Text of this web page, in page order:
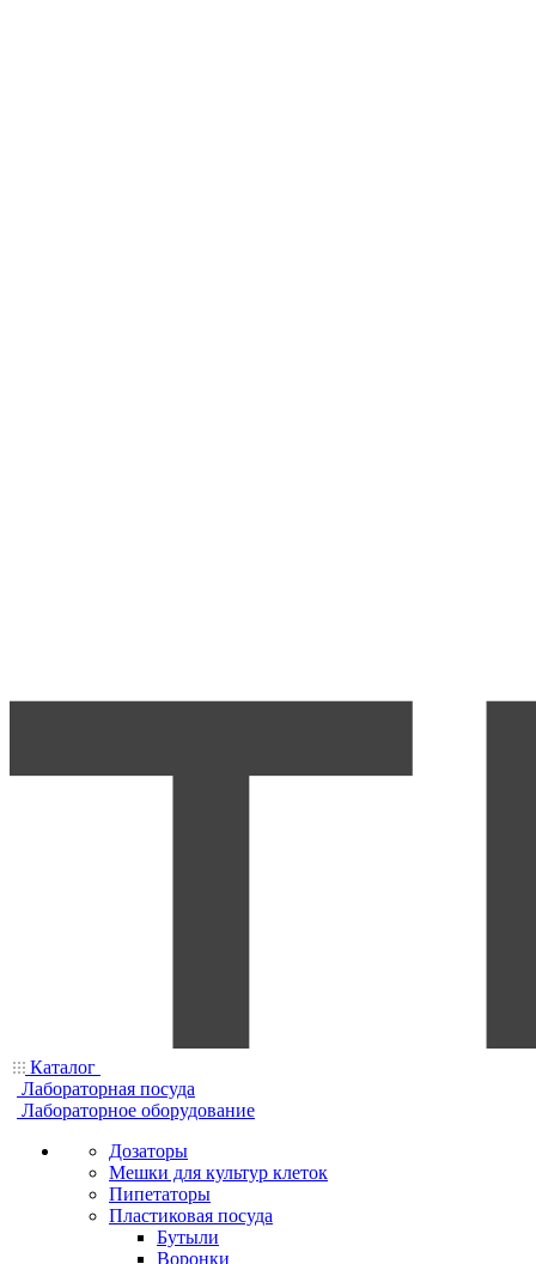
Каталог
Лабораторная посуда
Лабораторное оборудование
Дозаторы
Мешки для культур клеток
Пипетаторы
Пластиковая посуда
Бутыли
Воронки